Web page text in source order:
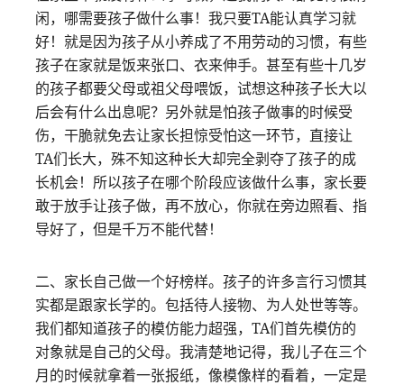
闲，哪需要孩子做什么事！我只要TA能认真学习就
好！就是因为孩子从小养成了不用劳动的习惯，有些
孩子在家就是饭来张口、衣来伸手。甚至有些十几岁
的孩子都要父母或祖父母喂饭，试想这种孩子长大以
后会有什么出息呢？另外就是怕孩子做事的时候受
伤，干脆就免去让家长担惊受怕这一环节，直接让
TA们长大，殊不知这种长大却完全剥夺了孩子的成
长机会！所以孩子在哪个阶段应该做什么事，家长要
敢于放手让孩子做，再不放心，你就在旁边照看、指
导好了，但是千万不能代替！
二、家长自己做一个好榜样。孩子的许多言行习惯其
实都是跟家长学的。包括待人接物、为人处世等等。
我们都知道孩子的模仿能力超强，TA们首先模仿的
对象就是自己的父母。我清楚地记得，我儿子在三个
月的时候就拿着一张报纸，像模像样的看着，一定是